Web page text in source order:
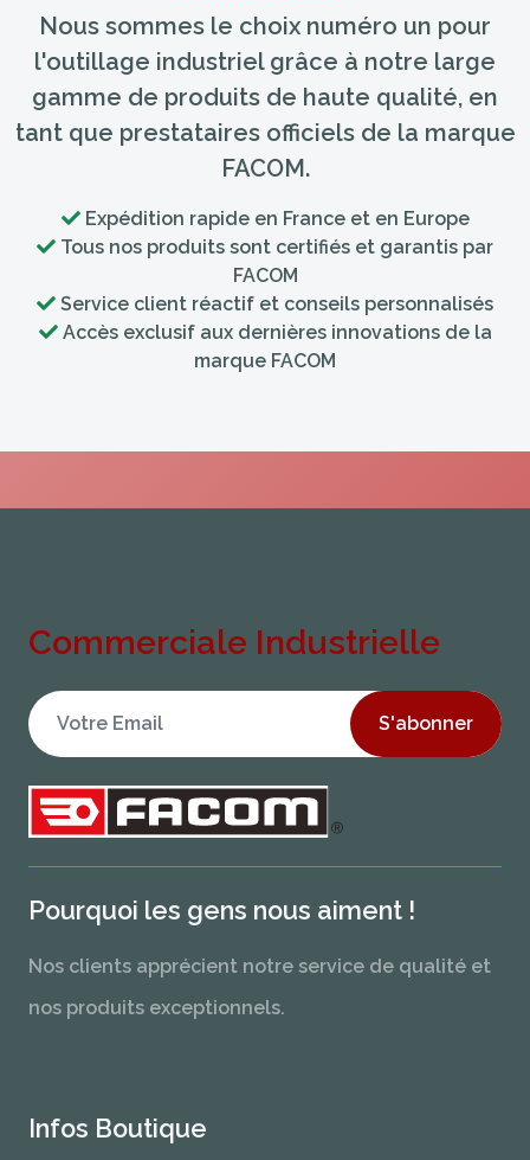
Nous sommes le choix numéro un pour
l'outillage industriel grâce à notre large
gamme de produits de haute qualité, en
tant que prestataires officiels de la marque
FACOM.
Expédition rapide en France et en Europe
Tous nos produits sont certifiés et garantis par
FACOM
Service client réactif et conseils personnalisés
Accès exclusif aux dernières innovations de la
marque FACOM
Commerciale Industrielle
S'abonner
Pourquoi les gens nous aiment !
Nos clients apprécient notre service de qualité et
nos produits exceptionnels.
Infos Boutique